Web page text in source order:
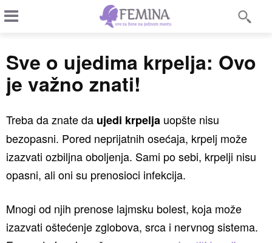
Sve o ujedima krpelja: Ovo
je važno znati!
Treba da znate da ujedi krpelja uopšte nisu
bezopasni. Pored neprijatnih osećaja, krpelj može
izazvati ozbiljna oboljenja. Sami po sebi, krpelji nisu
opasni, ali oni su prenosioci infekcija.
Mnogi od njih prenose lajmsku bolest, koja može
izazvati oštećenje zglobova, srca i nervnog sistema.